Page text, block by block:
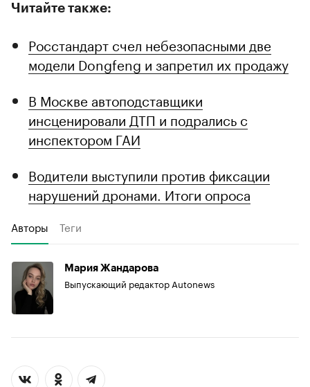
Читайте также:
Росстандарт счел небезопасными две
модели Dongfeng и запретил их продажу
В Москве автоподставщики
инсценировали ДТП и подрались с
инспектором ГАИ
Водители выступили против фиксации
нарушений дронами. Итоги опроса
Авторы Теги
Мария Жандарова
Выпускающий редактор Autonews